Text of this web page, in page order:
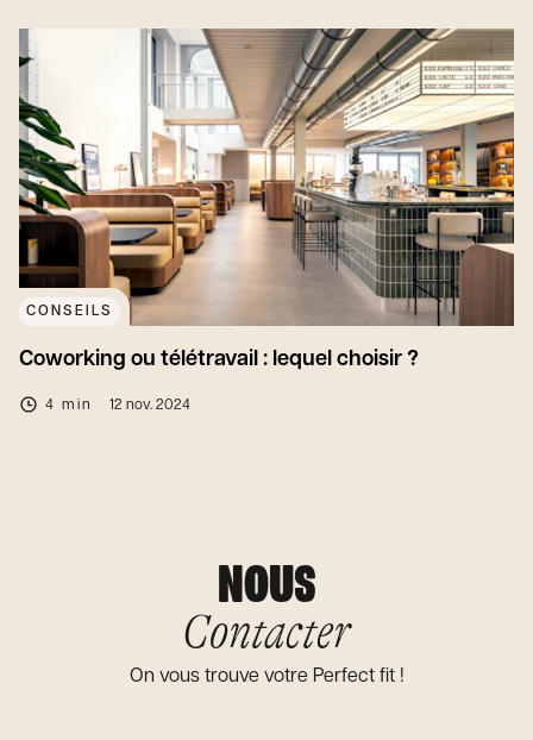
CONSEILS
Coworking ou télétravail : lequel choisir ?
4 min 12 nov. 2024
NOUS
Contacter
On vous trouve votre Perfect fit !